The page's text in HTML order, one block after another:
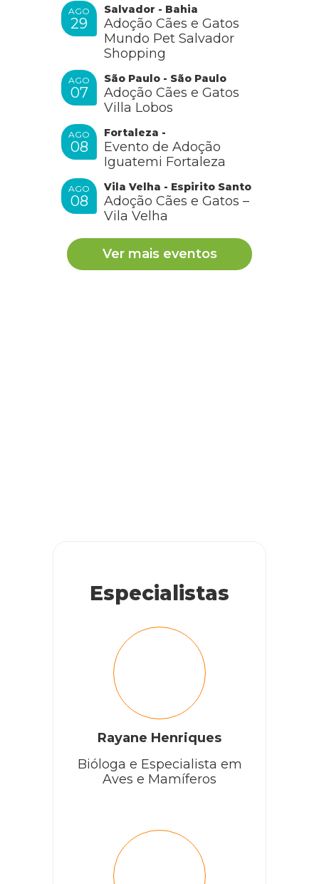
AGO
29
Salvador - Bahia
Adoção Cães e Gatos
Mundo Pet Salvador
Shopping
AGO
07
São Paulo - São Paulo
Adoção Cães e Gatos
Villa Lobos
AGO
08
Fortaleza -
Evento de Adoção
Iguatemi Fortaleza
AGO
08
Vila Velha - Espirito Santo
Adoção Cães e Gatos –
Vila Velha
Ver mais eventos
Especialistas
Rayane Henriques
Bióloga e Especialista em
Aves e Mamíferos